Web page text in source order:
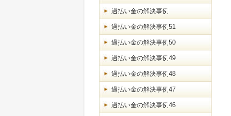
過払い金の解決事例
過払い金の解決事例51
過払い金の解決事例50
過払い金の解決事例49
過払い金の解決事例48
過払い金の解決事例47
過払い金の解決事例46